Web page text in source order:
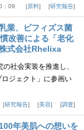
：09 原料 研究報告
業、ビフィズス菌
改善による「老化
式会社Rhelixa
社会実装を推進し、
ジェクト」に参画い
研究報告 美容 調査
年美肌への想いを